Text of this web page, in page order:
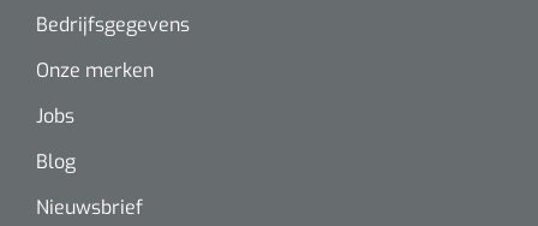
Bedrijfsgegevens
Onze merken
Jobs
Blog
Nieuwsbrief